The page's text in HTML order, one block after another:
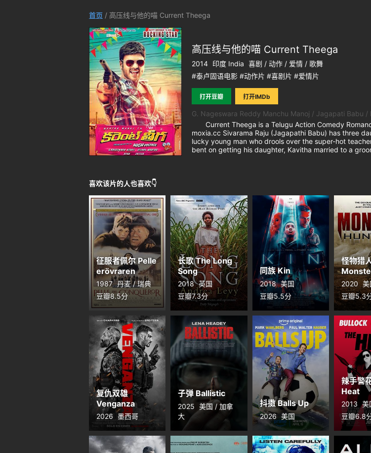
首页 / 高压线与他的喵 Current Theega
高压线与他的喵 Current Theega
2014 印度 India 喜剧 / 动作 / 爱情 / 歌舞
#泰卢固语电影 #动作片 #喜剧片 #爱情片
打开豆瓣 打开IMDb
G. Nageswara Reddy Manchu Manoj / Jagapati Babu /
Current Theega is a Telugu Action Comedy
moxia.cc Sivarama Raju (Jagapathi Babu) has three
lucky young man who drools over the super-hot
bent on getting his daughter, Kavitha married to a
喜欢该片的人也喜欢👇
征服者佩尔 Pelle
erövraren
1987 丹麦 / 瑞典
豆瓣8.5分
长歌 The Long
Song
2018 英国
豆瓣7.3分
同族 Kin
2018 美国
豆瓣5.5分
怪物猎
2020
豆瓣5.3
复仇双雄
Venganza
2026 墨西哥
子弹 Ballistic
2025
美国 / 加拿
大
抖擞 Balls Up
2026 美国
辣手警
Heat
2013
美
豆瓣6.8